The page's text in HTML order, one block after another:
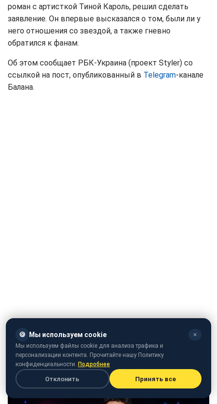
роман с артисткой Тиной Кароль, решил сделать
заявление. Он впервые высказался о том, были ли у
него отношения со звездой, а также гневно
обратился к фанам.
Об этом сообщает РБК-Украина (проект Styler) со
ссылкой на пост, опубликованный в Telegram-канале
Балана.
Так, вокруг Балана и Кароль уже много лет ходят
слухи. Фаны артистов верили в том, что между ними
вспыхнул роман, когда они были звездными
тренерами на шоу "Голос країни".
🍪 Мы используем cookie ✕
Мы используем файлы cookie для анализа трафика и
персонализации контента. Прочитайте нашу Политику
конфиденциальности. Подробнее
Отклонить Принять все